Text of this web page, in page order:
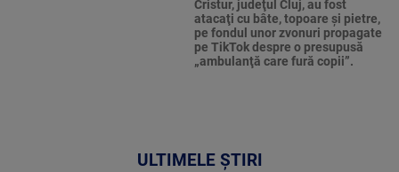
Cristur, judeţul Cluj, au fost
atacaţi cu bâte, topoare şi pietre,
pe fondul unor zvonuri propagate
pe TikTok despre o presupusă
„ambulanţă care fură copii”.
ULTIMELE ȘTIRI